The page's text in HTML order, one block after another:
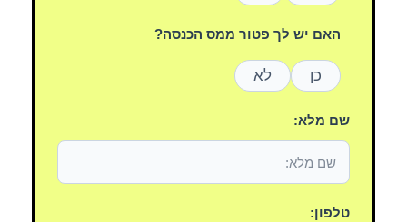
האם יש לך פטור ממס הכנסה?
כן לא
שם מלא:
טלפון: